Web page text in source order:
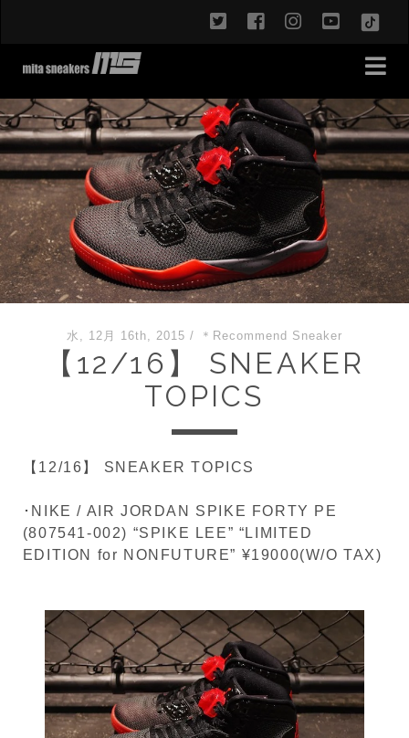
twitterfacebookinstagram
水, 12月 16th, 2015 / ＊Recommend Sneaker
【12/16】 SNEAKER
TOPICS
【12/16】 SNEAKER TOPICS
･NIKE / AIR JORDAN SPIKE FORTY PE
(807541-002) “SPIKE LEE” “LIMITED
EDITION for NONFUTURE” ¥19000(W/O TAX)